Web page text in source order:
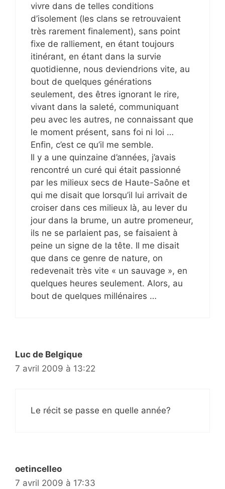
vivre dans de telles conditions
d’isolement (les clans se retrouvaient
très rarement finalement), sans point
fixe de ralliement, en étant toujours
itinérant, en étant dans la survie
quotidienne, nous deviendrions vite, au
bout de quelques générations
seulement, des êtres ignorant le rire,
vivant dans la saleté, communiquant
peu avec les autres, ne connaissant que
le moment présent, sans foi ni loi …
Enfin, c’est ce qu’il me semble.
Il y a une quinzaine d’années, j’avais
rencontré un curé qui était passionné
par les milieux secs de Haute-Saône et
qui me disait que lorsqu’il lui arrivait de
croiser dans ces milieux là, au lever du
jour dans la brume, un autre promeneur,
ils ne se parlaient pas, se faisaient à
peine un signe de la tête. Il me disait
que dans ce genre de nature, on
redevenait très vite « un sauvage », en
quelques heures seulement. Alors, au
bout de quelques millénaires …
Luc de Belgique
7 avril 2009 à 13:22
Le récit se passe en quelle année?
oetincelleo
7 avril 2009 à 17:33